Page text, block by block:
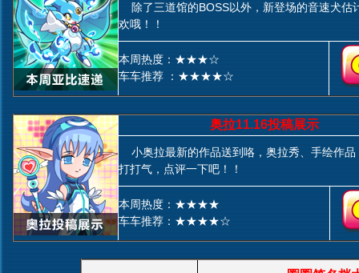
除了三道馆的BOSS以外，新登场的音速犬估
欢哦！！
本周热度：★★★☆
车车推荐 ：★★★★☆
奥拉11.16投稿展示
小奥拉最新的作品送到咯，奥拉秀、手绘作品
打打气，点评一下吧！！
本周热度：★★★★
车车推荐：★★★★☆